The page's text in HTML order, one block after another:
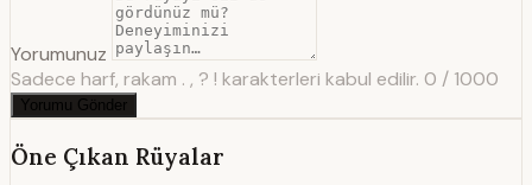
Yorumunuz
Sadece harf, rakam . , ? ! karakterleri kabul edilir. 0 / 1000
Yorumu Gönder
Öne Çıkan Rüyalar